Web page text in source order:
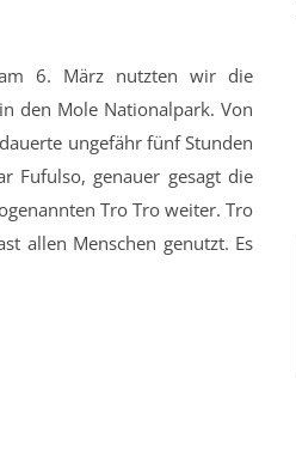
den Mole Nationalpark. Von
ungefähr fünf Stunden
Fufulso, genauer gesagt die
Tro Tro weiter. Tro
allen Menschen genutzt. Es